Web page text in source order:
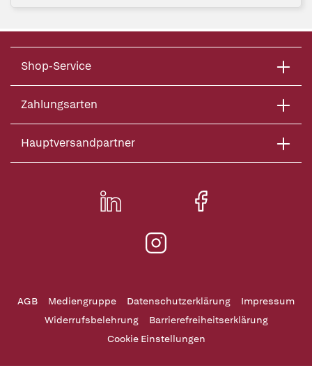
Shop-Service
Zahlungsarten
Hauptversandpartner
AGB Mediengruppe Datenschutzerklärung
Impressum
Widerrufsbelehrung
Barrierefreiheitserklärung
Cookie Einstellungen